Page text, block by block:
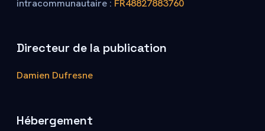
intracommunautaire : FR48827883760
Directeur de la publication
Damien Dufresne
Hébergement